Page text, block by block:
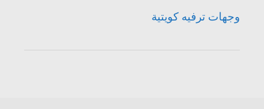
وجهات ترفيه كويتية